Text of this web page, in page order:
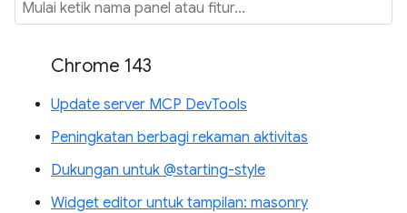
Chrome 143
Update server MCP DevTools
Peningkatan berbagi rekaman aktivitas
Dukungan untuk @starting-style
Widget editor untuk tampilan: masonry